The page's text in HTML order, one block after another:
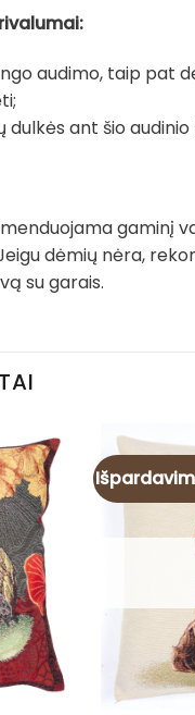
audimo, taip pat
ant šio
gaminį
dėmių nėra,
su garais.